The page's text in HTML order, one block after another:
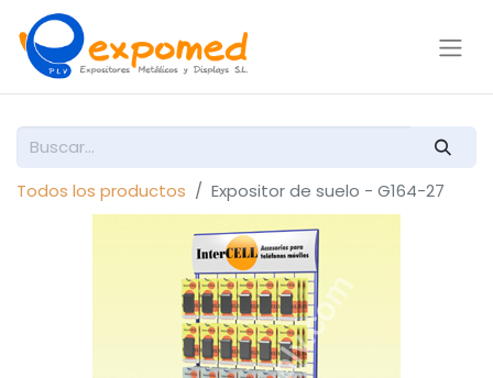
Todos los productos Expositor de suelo - G164-27